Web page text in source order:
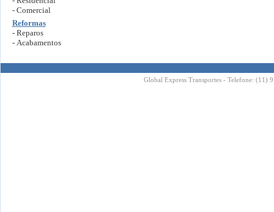
- Comercial
Reformas
- Reparos
- Acabamentos
Global Express Transportes - Telefone: (11)